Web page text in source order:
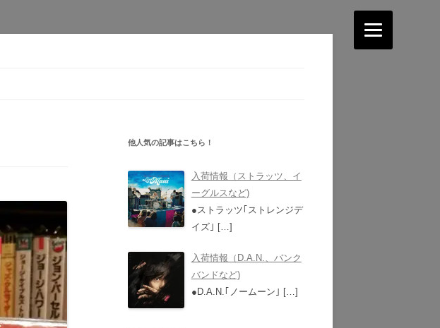
他人気の記事はこちら！
入荷情報（ストラッツ、イ
ーグルスなど)
●ストラッツ｢ストレンジデ
イズ｣ […]
入荷情報（D.A.N.、バンク
バンドなど)
●D.A.N.｢ノームーン｣ […]